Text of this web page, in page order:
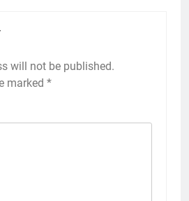
will not be published.
marked *